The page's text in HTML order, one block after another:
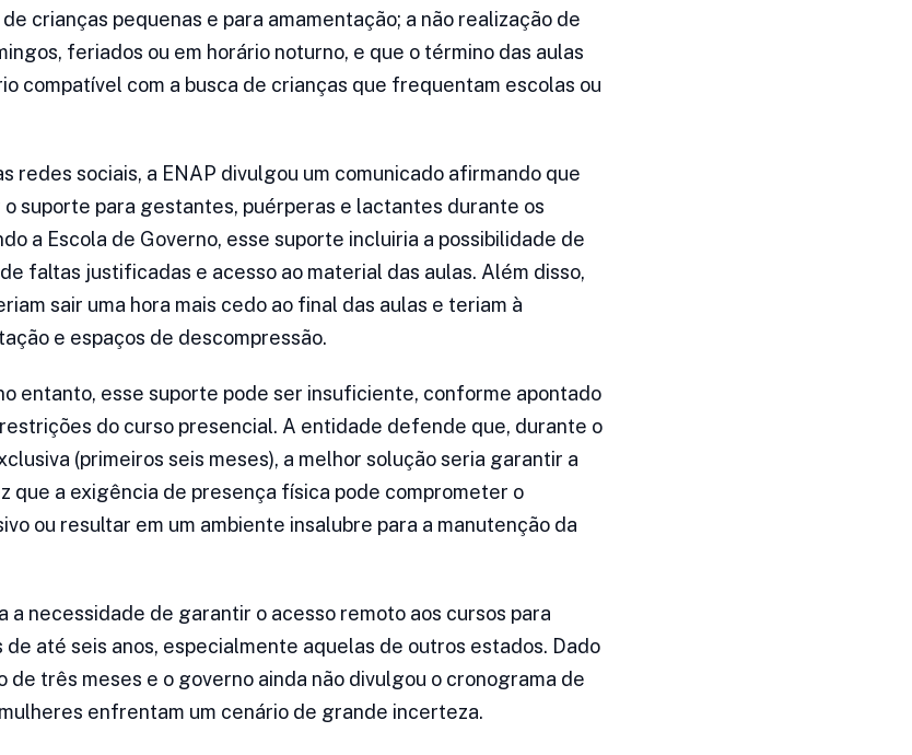
crianças pequenas e para amamentação; a não realização de
feriados ou em horário noturno, e que o término das aulas
compatível com a busca de crianças que frequentam escolas ou
redes sociais, a ENAP divulgou um comunicado afirmando que
o suporte para gestantes, puérperas e lactantes durante os
a Escola de Governo, esse suporte incluiria a possibilidade de
faltas justificadas e acesso ao material das aulas. Além disso,
sair uma hora mais cedo ao final das aulas e teriam à
e espaços de descompressão.
entanto, esse suporte pode ser insuficiente, conforme apontado
do curso presencial. A entidade defende que, durante o
(primeiros seis meses), a melhor solução seria garantir a
que a exigência de presença física pode comprometer o
ou resultar em um ambiente insalubre para a manutenção da
a necessidade de garantir o acesso remoto aos cursos para
até seis anos, especialmente aquelas de outros estados. Dado
de três meses e o governo ainda não divulgou o cronograma de
enfrentam um cenário de grande incerteza.